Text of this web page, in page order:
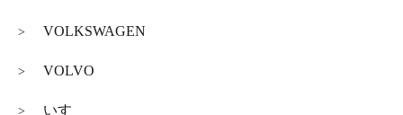
> VOLKSWAGEN
> VOLVO
> いすゞ